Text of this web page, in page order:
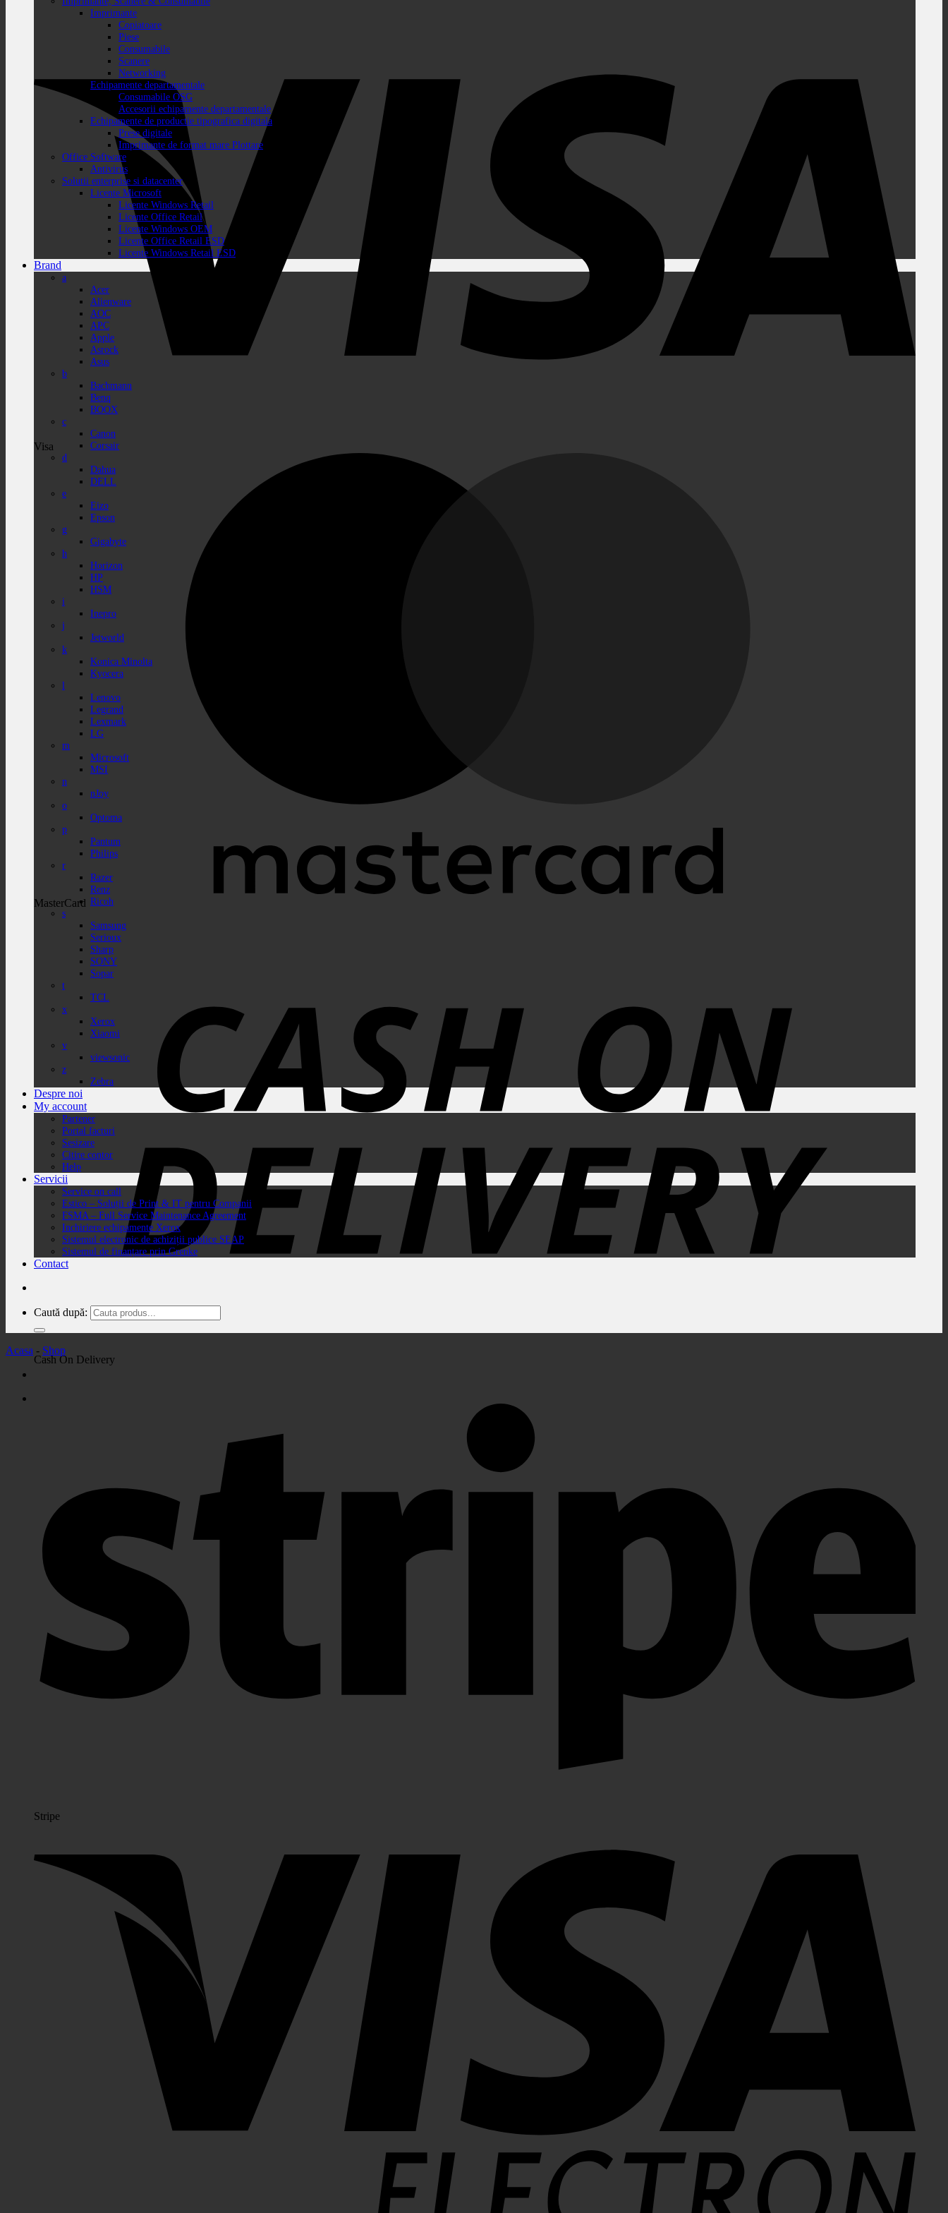
Visa
MasterCard
Cash On Delivery
Stripe
Imprimante
Copiatoare
Piese
Consumabile
Scanere
Networking
Echipamente departamentale
Consumabile OSG
Accesorii echipamente departamentale
Echipamente de productie tipografica digitala
Prese digitale
Imprimante de format mare Plottare
Office Software
Antivirus
Solutii enterprise si datacenter
Licente Microsoft
Licente Windows Retail
Licente Office Retail
Licente Windows OEM
Licente Office Retail ESD
Licente Windows Retail ESD
Brand
a
Acer
Alienware
AOC
APC
Apple
Asrock
Asus
b
Bachmann
Benq
BOOX
c
Canon
Corsair
d
Dahua
DELL
e
Eizo
Epson
g
Gigabyte
h
Horizon
HP
HSM
i
Inepro
j
Jetworld
k
Konica Minolta
Kyocera
l
Lenovo
Legrand
Lexmark
LG
m
Microsoft
MSI
n
nJoy
o
Optoma
p
Pantum
Philips
r
Razer
Renz
Ricoh
s
Samsung
Serioux
Sharp
SONY
Sopar
t
TCL
x
Xerox
Xiaomi
v
viewsonic
z
Zebra
Despre noi
My account
Partener
Portal facturi
Sesizare
Citire contor
Help
Servicii
Service on call
Estico – Soluții de Print & IT pentru Companii
FSMA – Full Service Maintenance Agreement
Inchiriere echipamente Xerox
Sistemul electronic de achiziții publice SEAP
Sistemul de finanțare prin Grenke
Contact
Caută după:
Acasa - Shop